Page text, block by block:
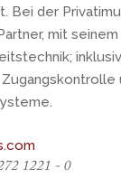
Bei der
mit
1221 - 0